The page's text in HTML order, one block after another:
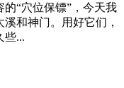
“穴位保镖”，今天我
和神门。用好它们，
些...